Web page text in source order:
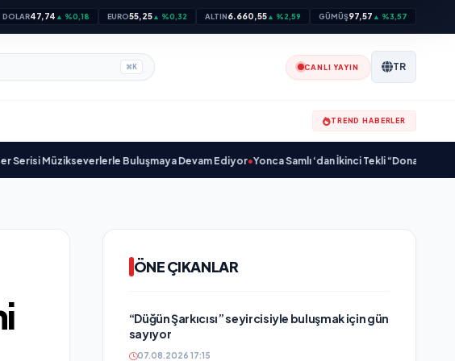
DOLAR47,74 ▲ %0,18 EURO55,25▲ %0,32 ALTIN6.660,55▲ %2,59 GÜMÜŞ97,57 ▲ %3,57
⌘K CANLI YAYIN TR
TREND HABERLER
Buluşmaya Devam Ediyor•Yonca Samlı ‘dan İkinci Tekli “Donacaksın Sevgilim “
ÖNE ÇIKANLAR
“Düğün Şarkıcısı” seyircisiyle buluşmak için gün
sayıyor
07.08.2026 17:15